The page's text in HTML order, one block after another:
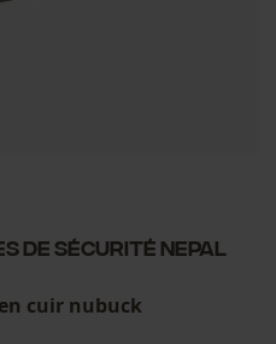
de sécurité Nepal
cuir nubuck